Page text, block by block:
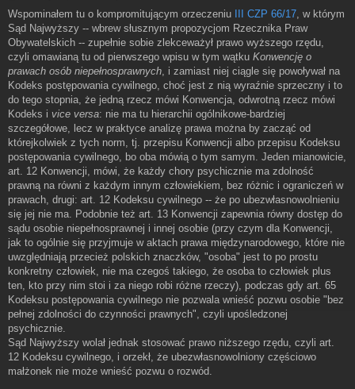
s
t
Wspominałem tu o kompromitującym orzeczeniu III CZP 66/17 , w którym
Sąd Najwyższy -- wbrew słusznym propozycjom Rzecznika Praw
Obywatelskich -- zupełnie sobie zlekceważył prawo wyższego rzędu,
czyli omawianą tu od pierwszego wpisu w tym wątku Konwencję o
prawach osób niepełnosprawnych , i zamiast niej ciągle się powoływał na
Kodeks postępowania cywilnego, choć jest z nią wyraźnie sprzeczny i to
do tego stopnia, że jedną rzecz mówi Konwencja, odwrotną rzecz mówi
Kodeks i vice versa: nie ma tu hierarchii ogólnikowe-bardziej
szczegółowe, lecz w praktyce analizę prawa można by zacząć od
którejkolwiek z tych norm, tj. przepisu Konwencji albo przepisu Kodeksu
postępowania cywilnego, bo oba mówią o tym samym. Jeden mianowicie,
art. 12 Konwencji, mówi, że każdy chory psychicznie ma zdolność
prawną na równi z każdym innym człowiekiem, bez różnic i ograniczeń w
prawach, drugi: art. 12 Kodeksu cywilnego -- że po ubezwłasnowolnieniu
się jej nie ma. Podobnie też art. 13 Konwencji zapewnia równy dostęp do
sądu osobie niepełnosprawnej i innej osobie (przy czym dla Konwencji,
jak to ogólnie się przyjmuje w aktach prawa międzynarodowego, które nie
uwzględniają przecież polskich znaczków, "osoba" jest to po prostu
konkretny człowiek, nie ma czegoś takiego, że osoba to człowiek plus
ten, kto przy nim stoi i za niego robi różne rzeczy), podczas gdy art. 65
Kodeksu postępowania cywilnego nie pozwala wnieść pozwu osobie "bez
pełnej zdolności do czynności prawnych", czyli upośledzonej
psychicznie.
Sąd Najwyższy wolał jednak stosować prawo niższego rzędu, czyli art.
12 Kodeksu cywilnego, i orzekł, że ubezwłasnowolniony częściowo
małżonek nie może wnieść pozwu o rozwód.